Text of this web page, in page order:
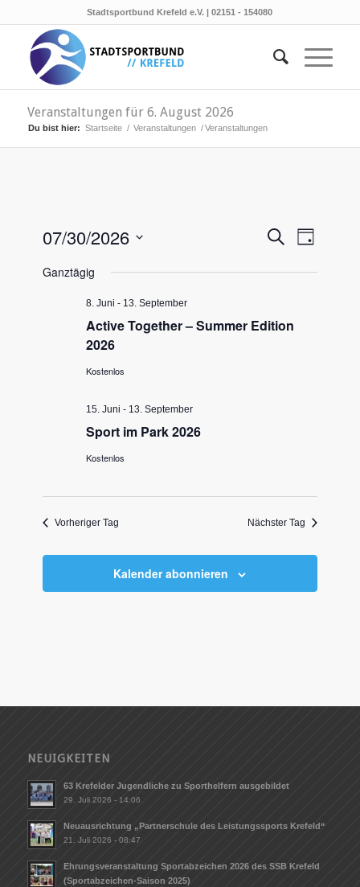
Stadtsportbund Krefeld e.V. | 02151 - 154080
Veranstaltungen für 6. August 2026
Du bist hier: Startseite / Veranstaltungen / Veranstaltungen
Suche
Tag
07/30/2026
wählen.
Ganztägig
8. Juni - 13. September
Active Together – Summer Edition
2026
Kostenlos
15. Juni - 13. September
Sport im Park 2026
Kostenlos
Vorheriger Tag Nächster Tag
Kalender abonnieren
NEUIGKEITEN
63 Krefelder Jugendliche zu Sporthelfern ausgebildet
29. Juli 2026 - 14:06
Neuausrichtung „Partnerschule des Leistungssports Krefeld“
21. Juli 2026 - 08:47
Ehrungsveranstaltung Sportabzeichen 2026 des SSB Krefeld
(Sportabzeichen-Saison 2025)